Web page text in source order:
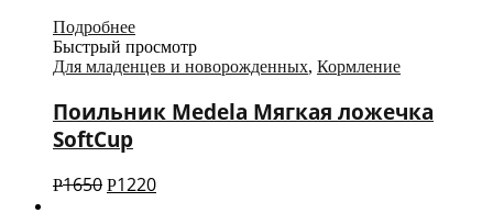
Подробнее
Быстрый просмотр
Для младенцев и новорожденных, Кормление
Поильник Medela Мягкая ложечка
SoftCup
Р1650 Р1220